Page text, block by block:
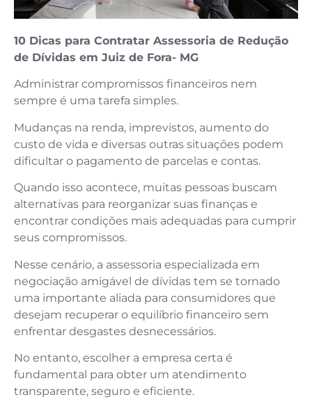
10 Dicas para Contratar Assessoria de Redução
de Dívidas em Juiz de Fora- MG
Administrar compromissos financeiros nem
sempre é uma tarefa simples.
Mudanças na renda, imprevistos, aumento do
custo de vida e diversas outras situações podem
dificultar o pagamento de parcelas e contas.
Quando isso acontece, muitas pessoas buscam
alternativas para reorganizar suas finanças e
encontrar condições mais adequadas para cumprir
seus compromissos.
Nesse cenário, a assessoria especializada em
negociação amigável de dívidas tem se tornado
uma importante aliada para consumidores que
desejam recuperar o equilíbrio financeiro sem
enfrentar desgastes desnecessários.
No entanto, escolher a empresa certa é
fundamental para obter um atendimento
transparente, seguro e eficiente.